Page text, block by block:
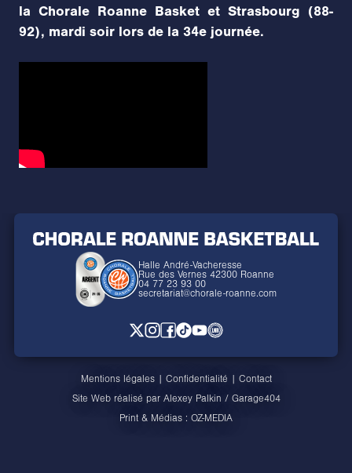
la Chorale Roanne Basket et Strasbourg (88-
92), mardi soir lors de la 34e journée.
Halle André-Vacheresse
Rue des Vernes 42300 Roanne
04 77 23 93 00
secretariat@chorale-roanne.com
Mentions légales| Confidentialité | Contact
Site Web réalisé par Alexey Palkin / Garage404
Print & Médias : OZ-MEDIA